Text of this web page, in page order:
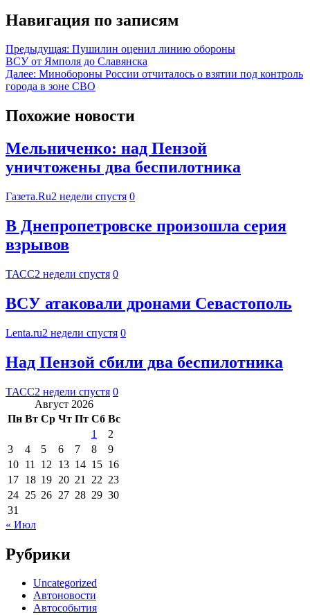
Навигация по записям
Предыдущая: Пушилин оценил линию обороны
ВСУ от Ямполя до Славянска
Далее: Минобороны России отчиталось о взятии под контроль
города в зоне СВО
Похожие новости
Мельниченко: над Пензой
уничтожены два беспилотника
Газета.Ru2 недели спустя 0
В Днепропетровске произошла серия
взрывов
ТАСС2 недели спустя 0
ВСУ атаковали дронами Севастополь
Lenta.ru2 недели спустя 0
Над Пензой сбили два беспилотника
ТАСС2 недели спустя 0
Август 2026
Пн Вт Ср Чт Пт Сб Вс
1
2
3
4 5 6 7 8
9
10 11 12 13 14 15 16
17 18 19 20 21 22 23
24 25 26 27 28 29 30
31
« Июл
Рубрики
Uncategorized
Автоновости
Автособытия